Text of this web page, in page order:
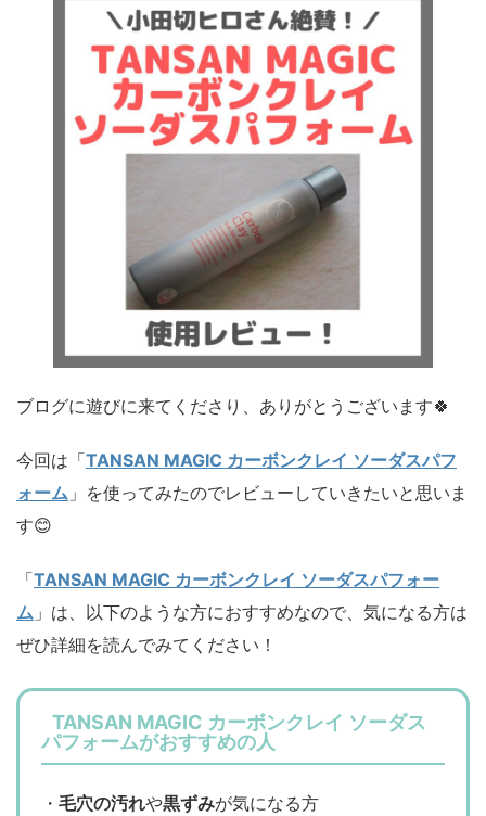
ブログに遊びに来てくださり、ありがとうございます🍀
今回は「TANSAN MAGIC カーボンクレイ ソーダスパフ
ォーム 」を使ってみたのでレビューしていきたいと思いま
す😊
「TANSAN MAGIC カーボンクレイ ソーダスパフォー
ム 」は、以下のような方におすすめなので、気になる方は
ぜひ詳細を読んでみてください！
TANSAN MAGIC カーボンクレイ ソーダス
パフォームがおすすめの人
・ 毛穴の汚れや黒ずみが気になる方